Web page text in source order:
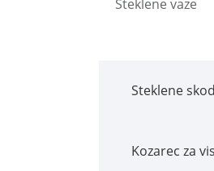
Steklene vaze
Steklene
Kozarec za